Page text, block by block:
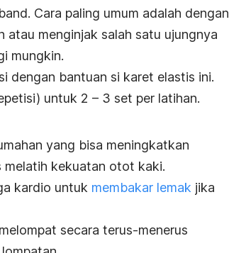
. Cara paling umum adalah dengan
atau menginjak salah satu ujungnya
mungkin.
dengan bantuan si karet elastis ini.
untuk 2 – 3 set per latihan.
yang bisa meningkatkan
melatih kekuatan otot kaki.
kardio untuk membakar lemak jika
secara terus-menerus